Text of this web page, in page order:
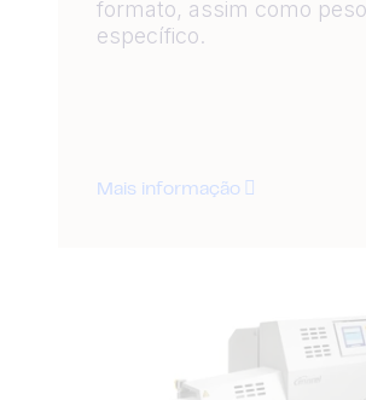
formato, assim como
específico.
Mais informação